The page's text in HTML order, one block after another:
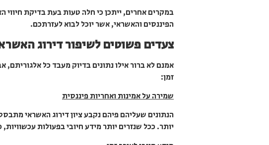
במקרים אחרים, ייתכן כי חלה טעות בעת בדיקת
הפיננסים והאשראי, אשר יוכל לבוא לעזרתכם.
צעדים פשוטים לשיפור דירוג
אמנם לא ברור אילו נתונים בדיוק מעבד כל
זמן:
שמירה עלאמינות ואחריות פיננסית
הנתונים שעליהם פיהם נקבע ציון דירוג האשראי
יותר. ככל שנזרים יותר מידע חיובי בפעולות